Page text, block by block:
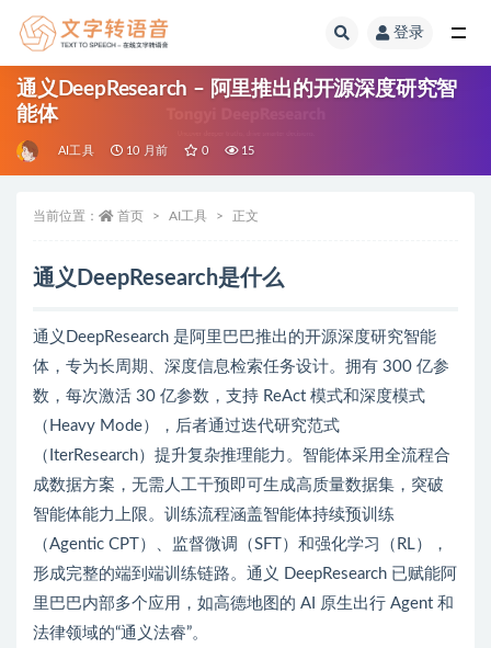
登录
通义DeepResearch – 阿里推出的开源深度研究智
能体
AI工具 10 月前 0 15
当前位置： 首页 AI工具 正文
通义DeepResearch是什么
通义DeepResearch 是阿里巴巴推出的开源深度研究智能
体，专为长周期、深度信息检索任务设计。拥有 300 亿参
数，每次激活 30 亿参数，支持 ReAct 模式和深度模式
（Heavy Mode），后者通过迭代研究范式
（IterResearch）提升复杂推理能力。智能体采用全流程合
成数据方案，无需人工干预即可生成高质量数据集，突破
智能体能力上限。训练流程涵盖智能体持续预训练
（Agentic CPT）、监督微调（SFT）和强化学习（RL），
形成完整的端到端训练链路。通义 DeepResearch 已赋能阿
里巴巴内部多个应用，如高德地图的 AI 原生出行 Agent 和
法律领域的“通义法睿”。